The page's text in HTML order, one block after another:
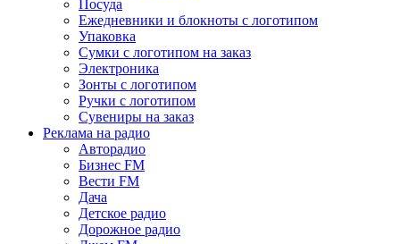
Посуда
Ежедневники и блокноты с логотипом
Упаковка
Сумки с логотипом на заказ
Электроника
Зонты с логотипом
Ручки с логотипом
Сувениры на заказ
Реклама на радио
Авторадио
Бизнес FM
Вести FM
Дача
Детское радио
Дорожное радио